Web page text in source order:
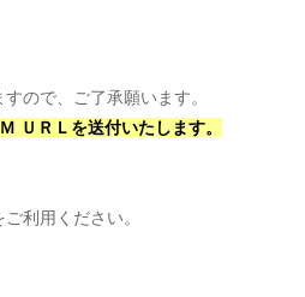
ので、ご了承願います。
ＵＲＬを送付いたします。
利用ください。